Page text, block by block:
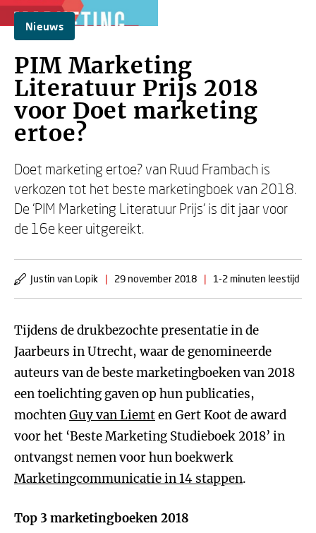
Nieuws
PIM Marketing
Literatuur Prijs 2018
voor Doet marketing
ertoe?
Doet marketing ertoe? van Ruud Frambach is
verkozen tot het beste marketingboek van 2018.
De ‘PIM Marketing Literatuur Prijs’ is dit jaar voor
de 16e keer uitgereikt.
Justin van Lopik | 29 november 2018 | 1-2 minuten leestijd
Tijdens de drukbezochte presentatie in de
Jaarbeurs in Utrecht, waar de genomineerde
auteurs van de beste marketingboeken van 2018
een toelichting gaven op hun publicaties,
mochtenGuy van Liemten Gert Koot de award
voor het ‘Beste Marketing Studieboek 2018’ in
ontvangst nemen voor hun boekwerk
Marketingcommunicatie in 14 stappen.
Top 3 marketingboeken 2018